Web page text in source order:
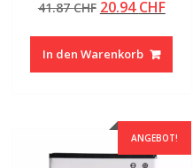
5.00
von 5
41.87CHF Ursprünglicher
war:
41.87 CHF
20.94CHF
In den Warenkorb
ANGEBOT!